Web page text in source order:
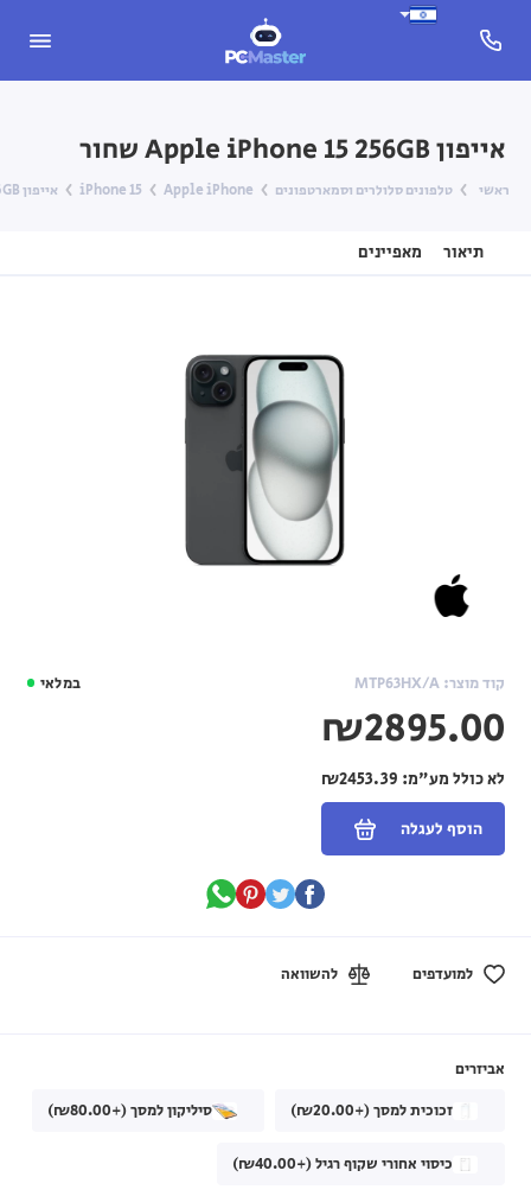
אייפון Apple iPhone 15 256GB שחור
ראשי טלפונים סלולרים וסמארטפונים Apple iPhone
iPhone 15 אייפון Apple iPhone 15 256GB שחור
תיאור מאפיינים
במלאי קוד מוצר: MTP63HX/A
₪2895.00
לא כולל מע"מ:
הוסף לעגלה
למועדפים להשוואה
אביזרים
זכוכית למסך (+₪20.00)
סיליקון למסך (+₪80.00)
כיסוי אחורי שקוף רגיל (+₪40.00)